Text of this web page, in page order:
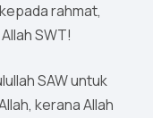
rahmat,
SWT!
SAW untuk
kerana Allah